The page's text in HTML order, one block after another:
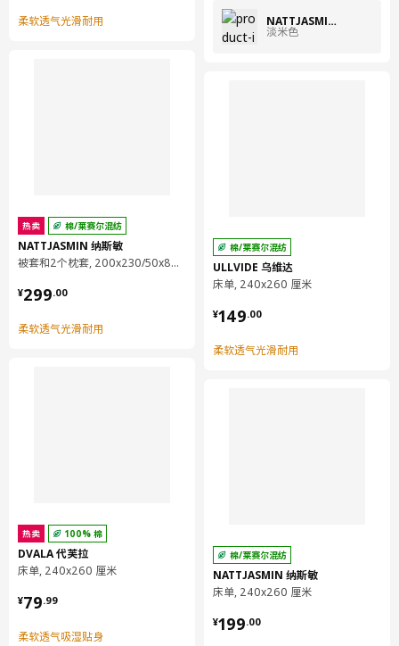
柔软透气光滑耐用
热卖 棉/莱赛尔混纺
NATTJASMIN 纳斯敏
被套和2个枕套, 200x230/50x80 厘米
¥299.00
¥ 299.00
柔软透气光滑耐用
热卖 100% 棉
DVALA 代芙拉
床单, 240x260 厘米
¥79.99
¥ 79.99
柔软透气吸湿贴身
NATTJASMIN 纳斯敏
淡米色
棉/莱赛尔混纺
ULLVIDE 乌维达
床单, 240x260 厘米
¥149.00
¥ 149.00
柔软透气光滑耐用
棉/莱赛尔混纺
NATTJASMIN 纳斯敏
床单, 240x260 厘米
¥199.00
¥ 199.00